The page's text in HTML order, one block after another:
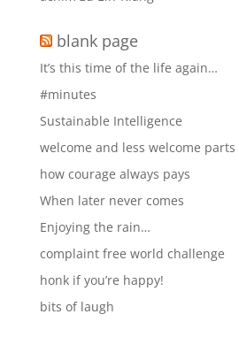
blank page
It’s this time of the life again…
#minutes
Sustainable Intelligence
welcome and less welcome parts
how courage always pays
When later never comes
Enjoying the rain…
complaint free world challenge
honk if you’re happy!
bits of laugh